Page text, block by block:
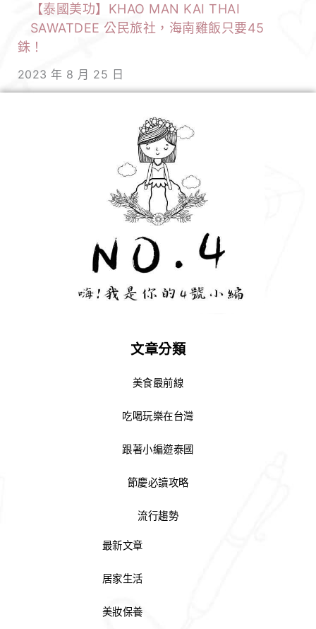
【泰國美功】KHAO MAN KAI THAI
SAWATDEE 公民旅社，海南雞飯只要45
銖！
2023 年 8 月 25 日
文章分類
美食最前線
吃喝玩樂在台灣
跟著小編遊泰國
節慶必讀攻略
流行趨勢
最新文章
居家生活
美妝保養